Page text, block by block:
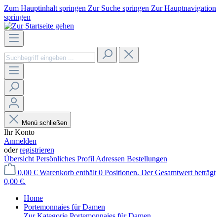
Zum Hauptinhalt springen Zur Suche springen Zur Hauptnavigation
springen
Menü schließen
Ihr Konto
Anmelden
oderregistrieren
Übersicht Persönliches Profil Adressen Bestellungen
0,00 € Warenkorb enthält 0 Positionen. Der Gesamtwert beträgt
0,00 €.
Home
Portemonnaies für Damen